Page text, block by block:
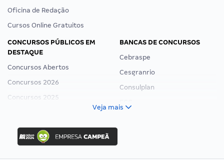
Oficina de Redação
Cursos Online Gratuitos
CONCURSOS PÚBLICOS EM
DESTAQUE
Concursos Abertos
Concursos 2026
Concursos 2025
Concurso Ibama
Concurso MPU
Editais publicados
BANCAS DE CONCURSOS
Cebraspe
Cesgranrio
Consulplan
Veja mais